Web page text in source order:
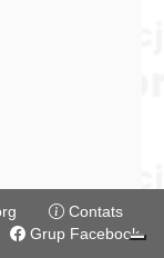
Contats
Grup Facebook